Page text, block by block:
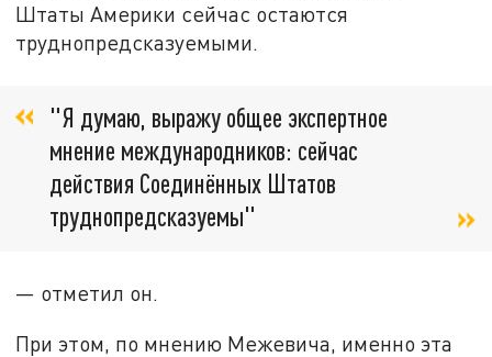
Штаты Америки сейчас остаются
труднопредсказуемыми.
"Я думаю, выражу общее экспертное
мнение международников: сейчас
действия Соединённых Штатов
труднопредсказуемы"
— отметил он.
При этом, по мнению Межевича, именно эта